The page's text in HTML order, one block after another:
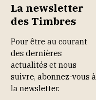
La newsletter
des Timbres
Pour être au courant
des dernières
actualités et nous
suivre, abonnez-vous à
la newsletter.